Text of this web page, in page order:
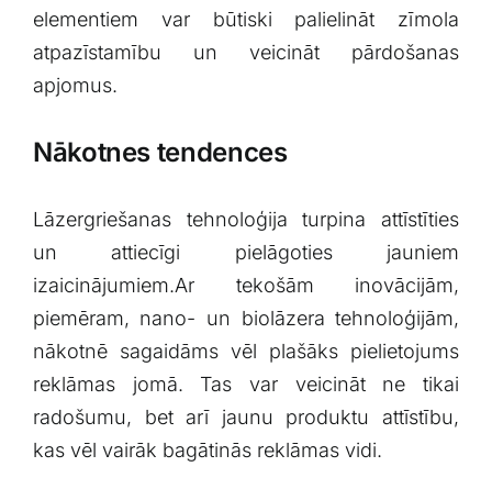
elementiem var ⁣būtiski ⁢palielināt zīmola
atpazīstamību‌ un​ veicināt⁢ pārdošanas
apjomus.
Nākotnes tendences
Lāzergriešanas tehnoloģija turpina‌ attīstīties
‍un attiecīgi ‌pielāgoties jauniem‌
izaicinājumiem.Ar tekošām inovācijām,
piemēram,⁣ nano- un biolāzera tehnoloģijām,
nākotnē‍ sagaidāms vēl‍ plašāks pielietojums
reklāmas jomā. Tas var ‍veicināt ne tikai
radošumu, bet arī jaunu ⁢produktu attīstību,
kas⁣ vēl vairāk bagātinās reklāmas vidi.